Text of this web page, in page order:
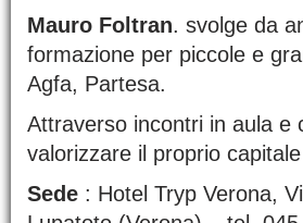
Mauro Foltran. svolge da
formazione per piccole e
Agfa, Partesa.
Attraverso incontri in aula e
valorizzare il proprio
Sede : Hotel Tryp Verona,